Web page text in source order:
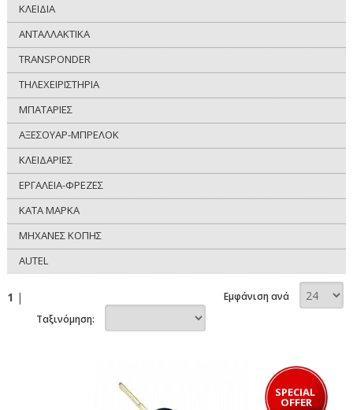
ΚΛΕΙΔΙΑ
ΑΝΤΑΛΛΑΚΤΙΚΑ
TRANSPONDER
ΤΗΛΕΧΕΙΡΙΣΤΗΡΙΑ
ΜΠΑΤΑΡΙΕΣ
ΑΞΕΣΟΥΑΡ-ΜΠΡΕΛΟΚ
ΚΛΕΙΔΑΡΙΕΣ
ΕΡΓΑΛΕΙΑ-ΦΡΕΖΕΣ
ΚΑΤΑ ΜΑΡΚΑ
ΜΗΧΑΝΕΣ ΚΟΠΗΣ
AUTEL
1 |
Εμφάνιση ανά
Ταξινόμηση:
SPECIAL
OFFER